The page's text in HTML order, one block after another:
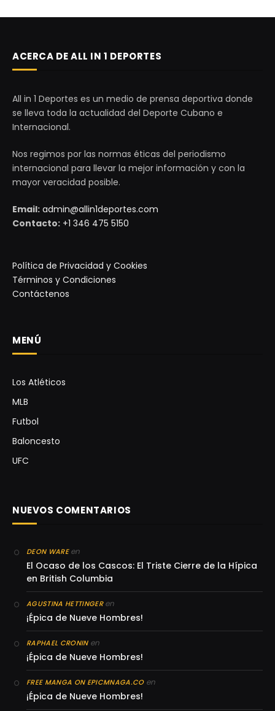
ACERCA DE ALL IN 1 DEPORTES
All in 1 Deportes es un medio de prensa deportiva donde
se lleva toda la actualidad del Deporte Cubano e
Internacional.
Nos regimos por las normas éticas del periodismo
internacional para llevar la mejor información y con la
mayor veracidad posible.
Email: admin@allin1deportes.com
Contacto: +1 346 475 5150
Política de Privacidad y Cookies
Términos y Condiciones
Contáctenos
MENÚ
Los Atléticos
MLB
Futbol
Baloncesto
UFC
NUEVOS COMENTARIOS
DEON WAREen
El Ocaso de los Cascos: El Triste Cierre de la Hípica
en British Columbia
AGUSTINA HETTINGERen
¡Épica de Nueve Hombres!
RAPHAEL CRONINen
¡Épica de Nueve Hombres!
FREE MANGA ON EPICMNAGA.COen
¡Épica de Nueve Hombres!